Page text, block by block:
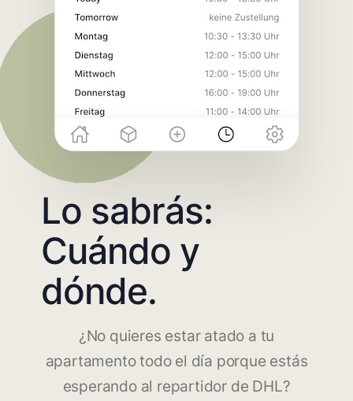
Lo sabrás:
Cuándo y
dónde.
¿No quieres estar atado a tu
apartamento todo el día porque estás
esperando al repartidor de DHL?